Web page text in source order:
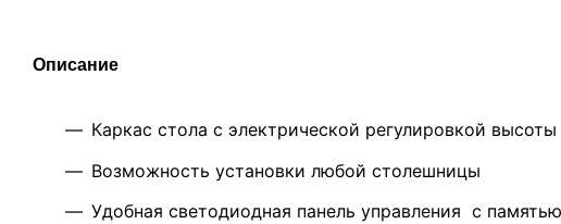
Описание
Каркас стола с электрической регулировкой высоты
Возможность установки любой столешницы
Удобная светодиодная панель управления с